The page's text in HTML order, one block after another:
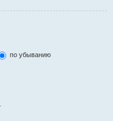
по убыванию